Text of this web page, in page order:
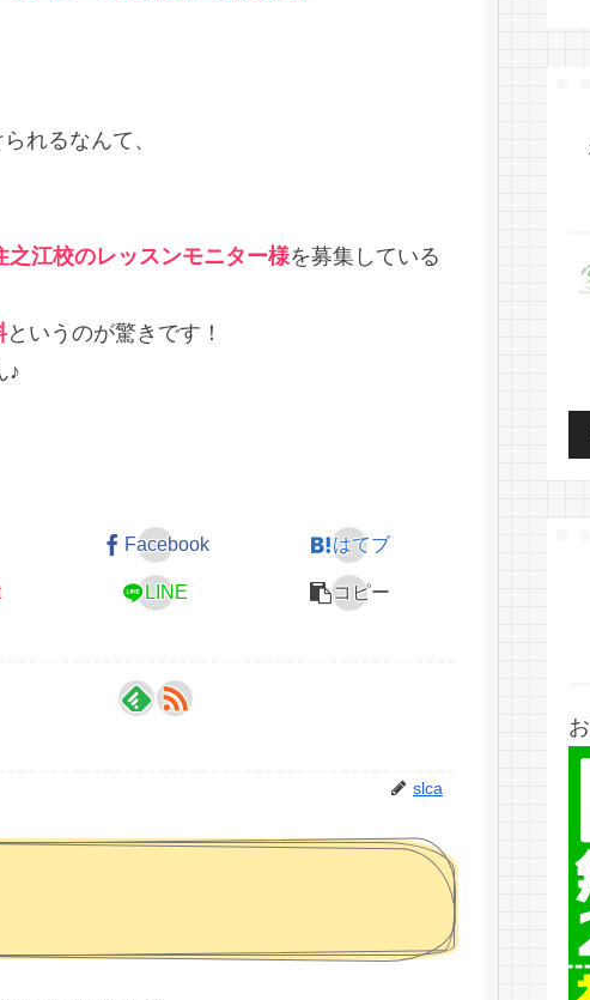
れるなんて、
之江校のレッスンモニター様を募集している
というのが驚きです！
♪
Facebook はてブ
LINE コピー
slca
動
ヤ